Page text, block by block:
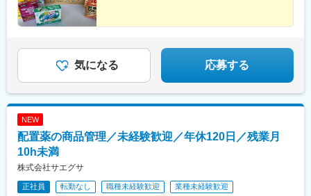
気になる 応募する
NEW
配置薬の商品管理／未経験歓迎／年休120日／残業月
10h未満
株式会社サエグサ
正社員 転勤なし 職種未経験歓迎 業種未経験歓迎